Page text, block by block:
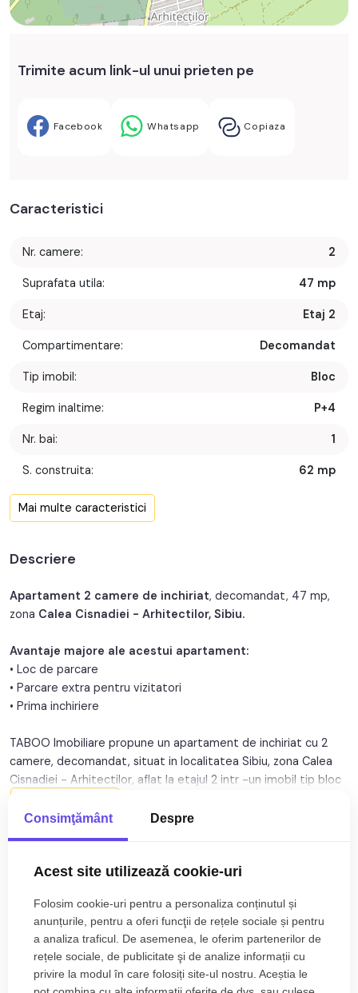
Trimite acum link-ul unui prieten pe
Facebook Whatsapp Copiaza
Caracteristici
Nr. camere: 2
Suprafata utila: 47 mp
Etaj: Etaj 2
Compartimentare: Decomandat
Tip imobil: Bloc
Regim inaltime: P+4
Nr. bai: 1
S. construita: 62 mp
Confort:
Nr. balcoane:
Nr. parcari:
An renovare:
Structura:
Mai multe caracteristici
Descriere
Apartament 2 camere de inchiriat, decomandat, 47 mp,
zona Calea Cisnadiei - Arhitectilor, Sibiu.
Avantaje majore ale acestui apartament:
• Loc de parcare
• Parcare extra pentru vizitatori
• Prima inchiriere
TABOO Imobiliare propune un apartament de inchiriat cu 2
camere, decomandat, situat in localitatea Sibiu, zona Calea
Cisnadiei - Arhitectilor, aflat la etajul 2 intr -un imobil tip bloc
cu regim de inaltime pe Parter + 4 Etaje; anul constructiei
2015, structura caramida. Suprafata utila de 47 mp + balcon
de 6 mp.
Apartamentul este structurat astfel:
• Baie cu geam;
• Living + Bucatarie cu balcon;
• Dormitor;
Finisajele interioare sunt moderne:
Specificații
Canalizare
Gaz
Acces internet
Fibra optica
Centrala proprie
Calorifere
Consimţământ Despre
Acest site utilizează cookie-uri
Folosim cookie-uri pentru a personaliza conținutul și
anunțurile, pentru a oferi funcţii de rețele sociale și pentru
a analiza traficul. De asemenea, le oferim partenerilor de
rețele sociale, de publicitate şi de analize informații cu
privire la modul în care folosiți site-ul nostru. Aceștia le